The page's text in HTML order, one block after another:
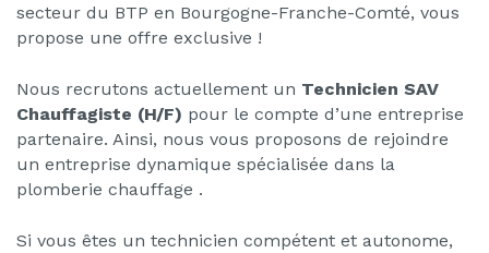
secteur du BTP en Bourgogne-Franche-Comté, vous
propose une offre exclusive !
Nous recrutons actuellement un Technicien SAV
Chauffagiste (H/F) pour le compte d’une entreprise
partenaire. Ainsi, nous vous proposons de rejoindre
un entreprise dynamique spécialisée dans la
plomberie chauffage .
Si vous êtes un technicien compétent et autonome,